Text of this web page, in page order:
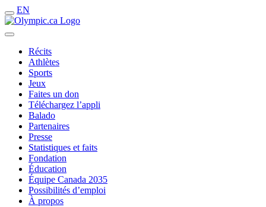
EN
Récits
Athlètes
Sports
Jeux
Faites un don
Téléchargez l’appli
Balado
Partenaires
Presse
Statistiques et faits
Fondation
Éducation
Équipe Canada 2035
Possibilités d’emploi
À propos